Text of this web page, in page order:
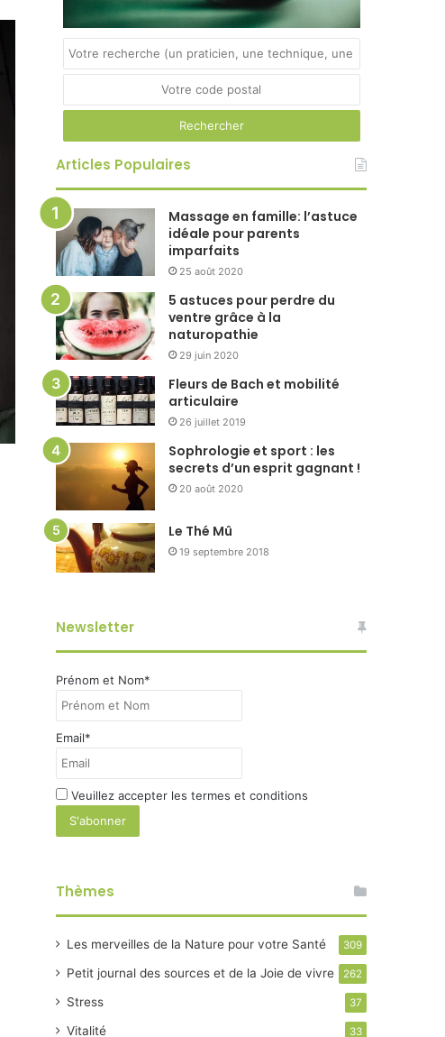
Articles Populaires
Massage en famille: l’astuce
idéale pour parents
imparfaits
25 août 2020
5 astuces pour perdre du
ventre grâce à la
naturopathie
29 juin 2020
Fleurs de Bach et mobilité
articulaire
26 juillet 2019
Sophrologie et sport : les
secrets d’un esprit gagnant !
20 août 2020
Le Thé Mû
19 septembre 2018
Newsletter
Prénom et Nom*
Email*
Veuillez accepter les termes et conditions
Thèmes
Les merveilles de la Nature pour votre Santé 309
Petit journal des sources et de la Joie de vivre 262
Stress 37
Vitalité 33